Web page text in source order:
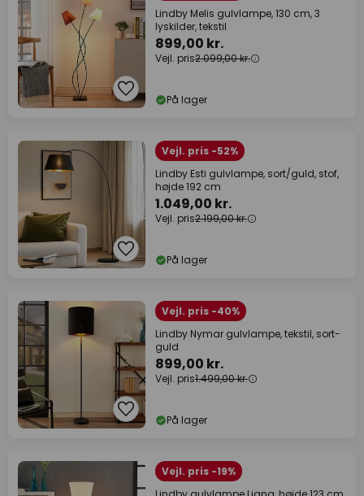
Lindby Melis gulvlampe, 130 cm, 3
lyskilder, tekstil
899,00 kr.
Vejl. pris2.099,00 kr.
På lager
Vejl. pris -52%
Lindby Esti gulvlampe, sort/guld, stof,
højde 192 cm
1.049,00 kr.
Vejl. pris2.199,00 kr.
På lager
Vejl. pris -40%
Lindby Nymar gulvlampe, tekstil, sort-
guld
899,00 kr.
Vejl. pris1.499,00 kr.
På lager
Vejl. pris -19%